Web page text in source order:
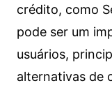
crédito, como
pode ser um
usuários,
alternativas de